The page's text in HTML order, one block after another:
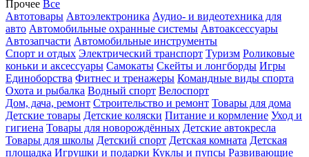
Прочее Все
Автотовары Автоэлектроника Аудио- и видеотехника для
авто Автомобильные охранные системы Автоаксессуары
Автозапчасти Автомобильные инструменты
Спорт и отдых Электрический транспорт Туризм Роликовые
коньки и аксессуары Самокаты Скейты и лонгборды Игры
Единоборства Фитнес и тренажеры Командные виды спорта
Охота и рыбалка Водный спорт Велоспорт
Дом, дача, ремонт Строительство и ремонт Товары для дома
Детские товары Детские коляски Питание и кормление Уход и
гигиена Товары для новорождённых Детские автокресла
Товары для школы Детский спорт Детская комната Детская
площадка Игрушки и подарки Куклы и пупсы Развивающие